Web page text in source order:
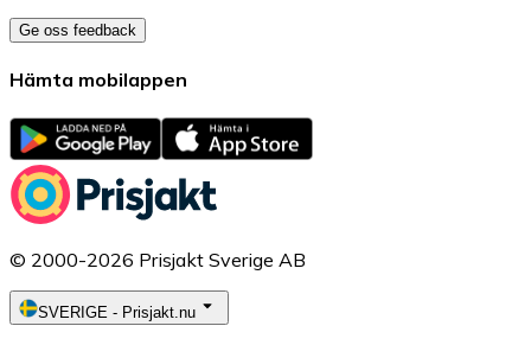
Ge oss feedback
Hämta mobilappen
© 2000-2026 Prisjakt Sverige AB
SVERIGE - Prisjakt.nu